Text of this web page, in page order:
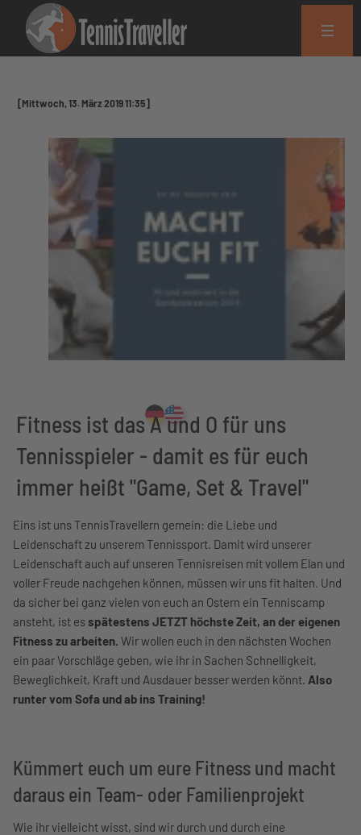
[Mittwoch, 13. März 2019 11:35]
Fitness ist das A und O für uns
Tennisspieler - damit es für euch
immer heißt "Game, Set & Travel"
Eins ist uns TennisTravellern gemein: die Liebe und
Leidenschaft zu unserem Tennissport. Damit wird unserer
Leidenschaft auch auf unseren Tennisreisen mit vollem Elan und
voller Freude nachgehen können, müssen wir uns fit halten. Und
da sicher bei ganz vielen von euch an Ostern ein Tenniscamp
ansteht, ist esspätestens JETZT höchste Zeit, an der eigenen
Fitness zu arbeiten. Wir wollen euch in den nächsten Wochen
ein paar Vorschläge geben, wie ihr in Sachen Schnelligkeit,
Beweglichkeit, Kraft und Ausdauer besser werden könnt. Also
runter vom Sofa und ab ins Training!
Kümmert euch um eure Fitness und macht
daraus ein Team- oder Familienprojekt
Wie ihr vielleicht wisst, sind wir durch und durch eine